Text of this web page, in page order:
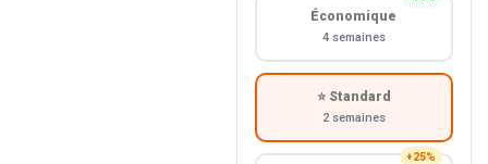
Économique
4 semaines
⭐ Standard
2 semaines
+25%